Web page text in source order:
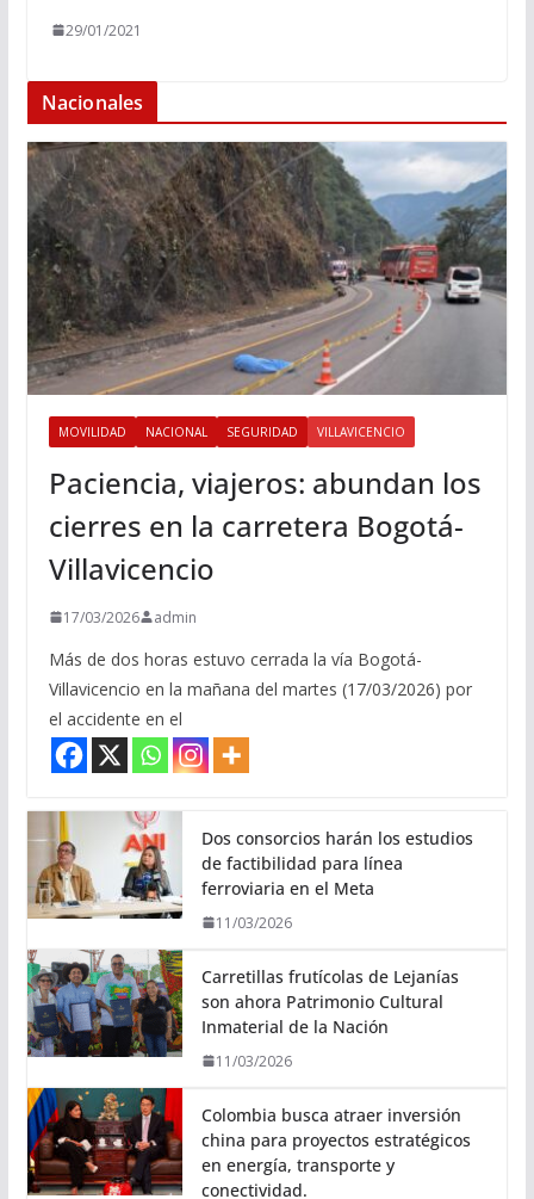
29/01/2021
Nacionales
MOVILIDAD NACIONAL SEGURIDAD VILLAVICENCIO
Paciencia, viajeros: abundan los
cierres en la carretera Bogotá-
Villavicencio
17/03/2026 admin
Más de dos horas estuvo cerrada la vía Bogotá-
Villavicencio en la mañana del martes (17/03/2026) por
el accidente en el
Dos consorcios harán los estudios
de factibilidad para línea
ferroviaria en el Meta
11/03/2026
Carretillas frutícolas de Lejanías
son ahora Patrimonio Cultural
Inmaterial de la Nación
11/03/2026
Colombia busca atraer inversión
china para proyectos estratégicos
en energía, transporte y
conectividad.